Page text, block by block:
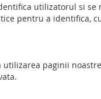
utilizatorul si
pentru a identifica,
paginii